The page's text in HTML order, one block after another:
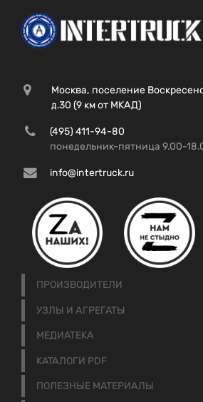
Москва, поселение
д.30 (9 км от МКАД)
(495) 411-94-80
понедельник-пятница 9.00-
info@intertruck.ru
ПРОИЗВОДИТЕЛИ
УЗЛЫ И АГРЕГАТЫ
МЕДИАТЕКА
КАТАЛОГИ PDF
ПОЛЕЗНЫЕ МАТЕРИАЛЫ